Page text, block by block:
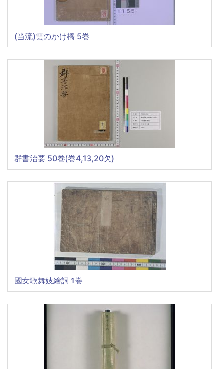
(当流)雲のかけ橋 5巻
群書治要 50巻(巻4,13,20欠)
國女歌舞妓繪詞 1巻